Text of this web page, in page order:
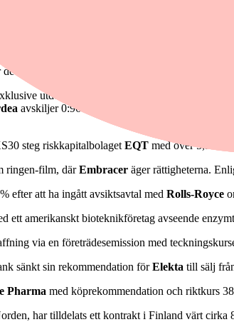
samtal med Iran i syfte att få ett slut på
lämpligt, enligt statliga Press TV, rapporterar
utdelning under dagen. För
avskiljer 0:96 euro per aktie, motsvarande
steg riskkapitalbolaget EQT med över 5,5%.
ringen-film, därEmbracer äger rättigheterna.
efter att ha ingått avsiktsavtal med Rolls-Royce
ett amerikanskt bioteknikföretag avseende
via en företrädesemission med
sänkt sin rekommendation förElekta till sälj
Pharma med köprekommendation och riktkurs
har tilldelats ett kontrakt i Finland värt cirka